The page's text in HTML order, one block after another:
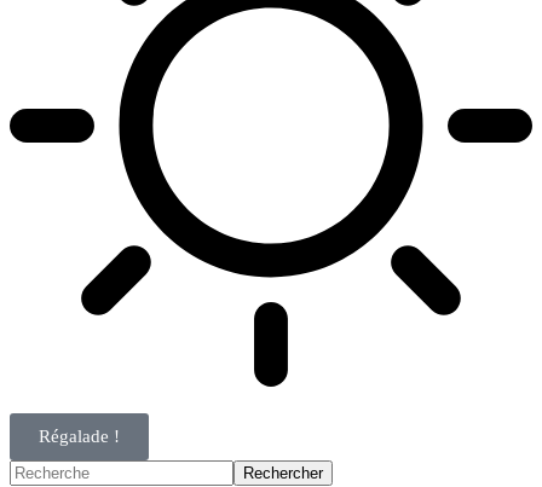
Régalade !